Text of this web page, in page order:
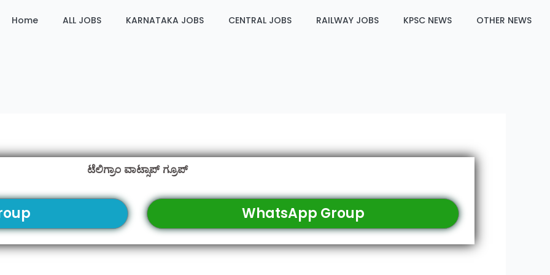
Home ALL JOBS KARNATAKA JOBS CENTRAL JOBS RAILWAY JOBS KPSC NEWS OTHER NEWS
ಟೆಲಿಗ್ರಾಂ ವಾಟ್ಸಾಪ್ ಗ್ರೂಪ್
WhatsApp Group